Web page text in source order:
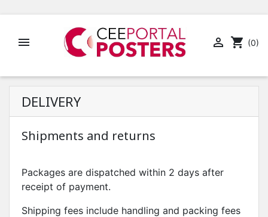
  shopping_cart (0)
DELIVERY
Shipments and returns
Packages are dispatched within 2 days after
receipt of payment.
Shipping fees include handling and packing fees